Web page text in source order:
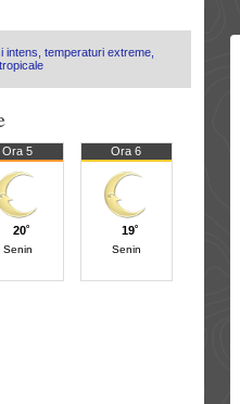
intens, temperaturi extreme,
Ora 5
20˚
Senin
Ora 6
19˚
Senin